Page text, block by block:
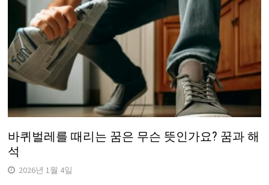
바퀴벌레를 때리는 꿈은 무슨 뜻인가요? 꿈과 해
석
2026년 1월 4일